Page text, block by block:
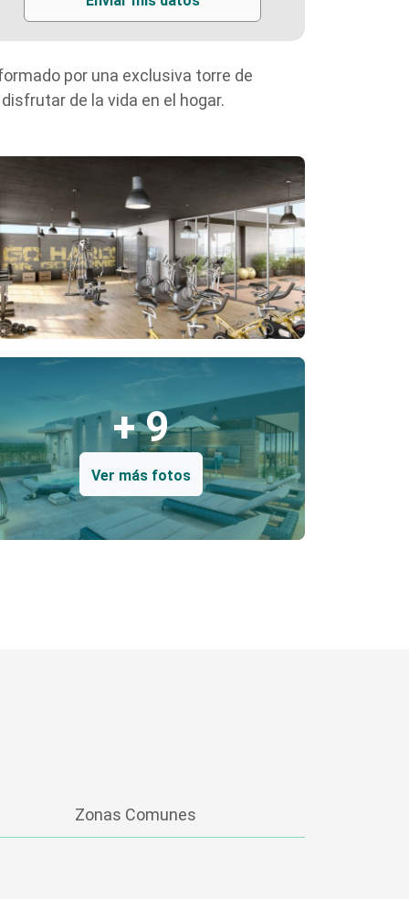
por una exclusiva torre de
de la vida en el hogar.
+ 9
Ver más fotos
Zonas Comunes